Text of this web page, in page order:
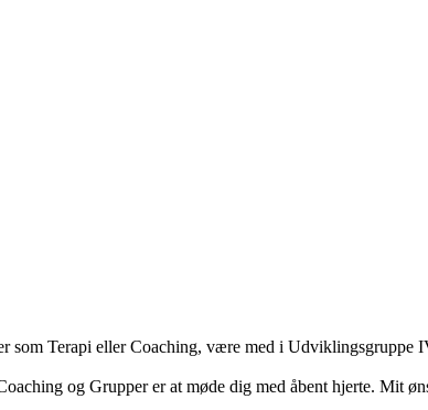
som Terapi eller Coaching, være med i
og Grupper er at møde dig med åbent hjerte. Mit